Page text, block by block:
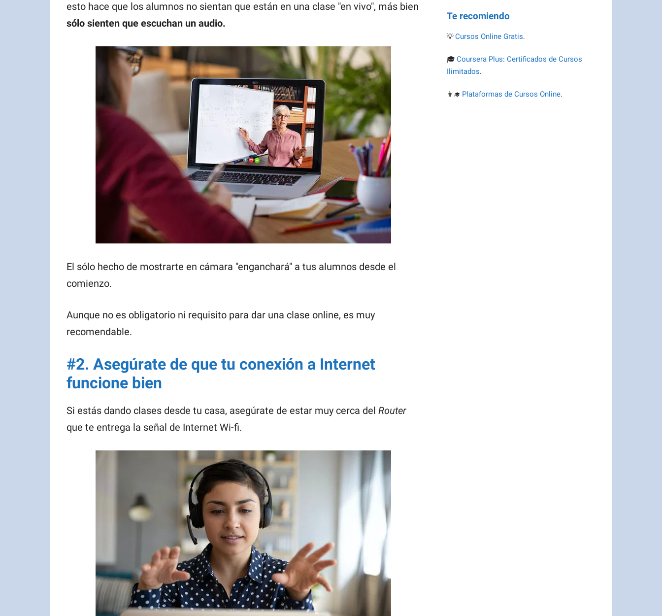
esto hace que los alumnos no sientan que están en una clase "en vivo", más bien
sólo sienten que escuchan un audio.
El sólo hecho de mostrarte en cámara "enganchará" a tus alumnos desde el
comienzo.
Aunque no es obligatorio ni requisito para dar una clase online, es muy
recomendable.
#2. Asegúrate de que tu conexión a Internet
funcione bien
Si estás dando clases desde tu casa, asegúrate de estar muy cerca del Router
que te entrega la señal de Internet Wi-fi.
Te recomiendo
💡Cursos Online Gratis.
🎓 Coursera Plus: Certificados de Cursos
Ilimitados.
👨‍🎓 Plataformas de Cursos Online.